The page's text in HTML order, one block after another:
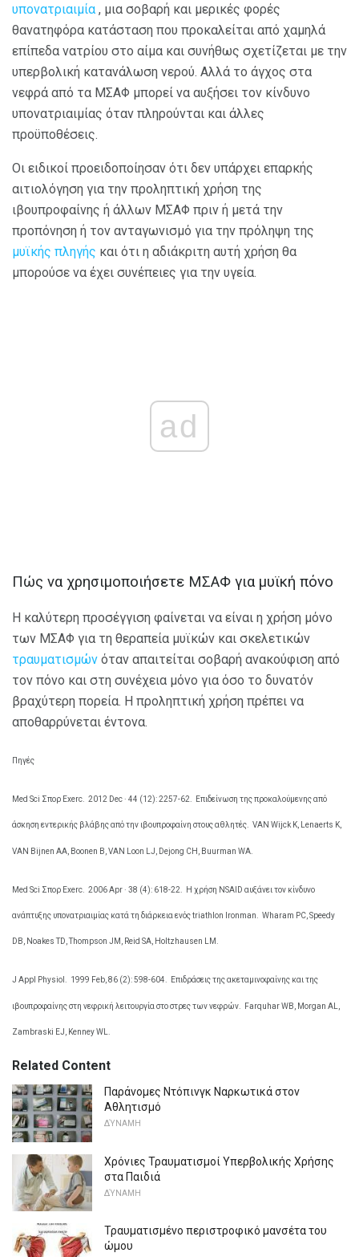
υπονατριαιμία , μια σοβαρή και μερικές φορές
θανατηφόρα κατάσταση που προκαλείται από χαμηλά
επίπεδα νατρίου στο αίμα και συνήθως σχετίζεται με την
υπερβολική κατανάλωση νερού. Αλλά το άγχος στα
νεφρά από τα ΜΣΑΦ μπορεί να αυξήσει τον κίνδυνο
υπονατριαιμίας όταν πληρούνται και άλλες
προϋποθέσεις.
Οι ειδικοί προειδοποίησαν ότι δεν υπάρχει επαρκής
αιτιολόγηση για την προληπτική χρήση της
ιβουπροφαίνης ή άλλων ΜΣΑΦ πριν ή μετά την
προπόνηση ή τον ανταγωνισμό για την πρόληψη της
μυϊκής πληγής και ότι η αδιάκριτη αυτή χρήση θα
μπορούσε να έχει συνέπειες για την υγεία.
ad
Πώς να χρησιμοποιήσετε ΜΣΑΦ για μυϊκή πόνο
Η καλύτερη προσέγγιση φαίνεται να είναι η χρήση μόνο
των ΜΣΑΦ για τη θεραπεία μυϊκών και σκελετικών
τραυματισμών όταν απαιτείται σοβαρή ανακούφιση από
τον πόνο και στη συνέχεια μόνο για όσο το δυνατόν
βραχύτερη πορεία. Η προληπτική χρήση πρέπει να
αποθαρρύνεται έντονα.
Πηγές
Med Sci Σπορ Exerc. 2012 Dec · 44 (12): 2257-62. Επιδείνωση της προκαλούμενης από
άσκηση εντερικής βλάβης από την ιβουπροφαίνη στους αθλητές. VAN Wijck Κ, Lenaerts Κ,
VAN Bijnen ΑΑ, Boonen Β, VAN Loon LJ, Dejong CH, Buurman WA.
Med Sci Σπορ Exerc. 2006 Apr · 38 (4): 618-22. Η χρήση NSAID αυξάνει τον κίνδυνο
ανάπτυξης υπονατριαιμίας κατά τη διάρκεια ενός triathlon Ironman. Wharam PC, Speedy
DB, Noakes TD, Thompson JM, Reid SA, Holtzhausen LM.
J Appl Physiol. 1999 Feb, 86 (2): 598-604. Επιδράσεις της ακεταμινοφαίνης και της
ιβουπροφαίνης στη νεφρική λειτουργία στο στρες των νεφρών. Farquhar WB, Morgan AL,
Zambraski EJ, Kenney WL.
Related Content
Παράνομες Ντόπινγκ Ναρκωτικά στον
Αθλητισμό
ΔΎΝΑΜΗ
Χρόνιες Τραυματισμοί Υπερβολικής Χρήσης
στα Παιδιά
ΔΎΝΑΜΗ
Τραυματισμένο περιστροφικό μανσέτα του
ώμου